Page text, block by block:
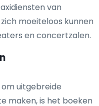
van
moeiteloos kunnen
en concertzalen.
uitgebreide
maken, is het boeken